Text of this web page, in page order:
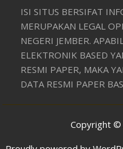
ISI SITUS BERSIFAT
MERUPAKAN LEGAL
NEGERI JEMBER.
ELEKTRONIK BASED
RESMI PAPER, MAKA
DATA RESMI PAPER
Copyright ©